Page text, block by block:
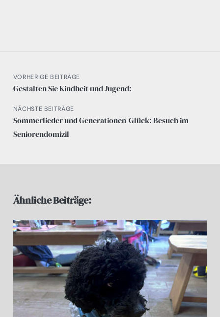
VORHERIGE BEITRÄGE
Gestalten Sie Kindheit und Jugend:
NÄCHSTE BEITRÄGE
Sommerlieder und Generationen-Glück: Besuch im
Seniorendomizil
Ähnliche Beiträge: